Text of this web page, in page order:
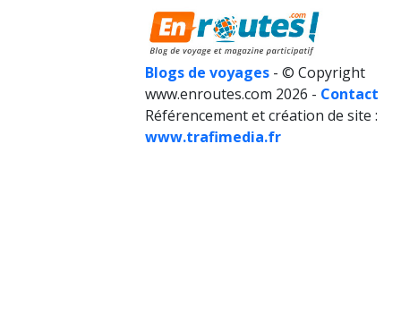
Blogs de voyages - © Copyright
www.enroutes.com 2026 - Contact
Référencement et création de site :
www.trafimedia.fr